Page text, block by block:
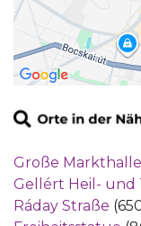
Große Markthalle
Gellért Heil- und
Ráday Straße